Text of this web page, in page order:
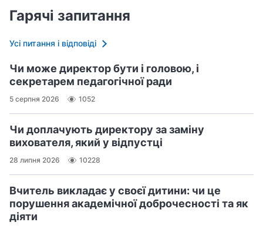
Гарячі запитання
Усі питання і відповіді
Чи може директор бути і головою, і
секретарем педагогічної ради
5 серпня 2026 1052
Чи доплачують директору за заміну
вихователя, який у відпустці
28 липня 2026 10228
Вчитель викладає у своєї дитини: чи це
порушення академічної доброчесності та як
діяти